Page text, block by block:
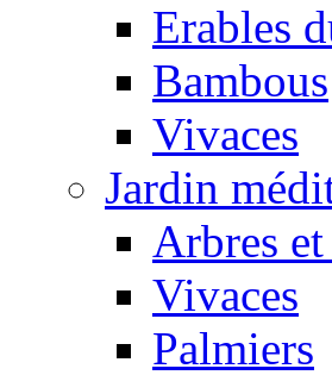
Erables
Bambous
Vivaces
Jardin
Arbres
Vivaces
Palmiers